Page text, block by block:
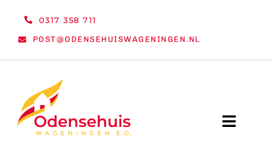
0317 358 711
POST@ODENSEHUISWAGENINGEN.NL
Toggle